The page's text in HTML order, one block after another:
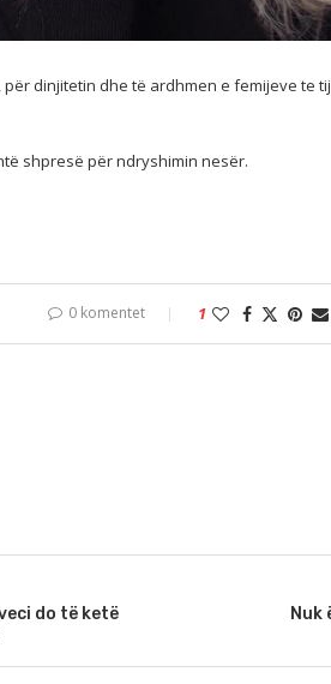
dinjitetin dhe të ardhmen e femijeve te
shpresë për ndryshimin nesër.
0 komentet 1
do të ketë
Nuk